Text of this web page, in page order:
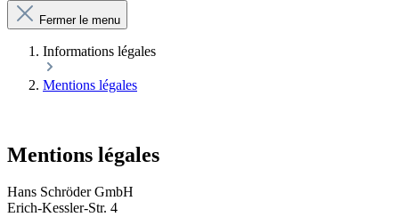
Fermer le menu
Informations légales
Mentions légales
Mentions légales
Hans Schröder GmbH
Erich-Kessler-Str. 4